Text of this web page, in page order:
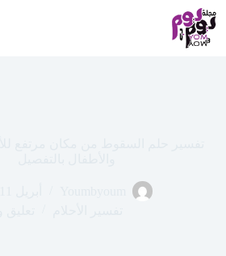
التجاوز
إلى
المحتوى